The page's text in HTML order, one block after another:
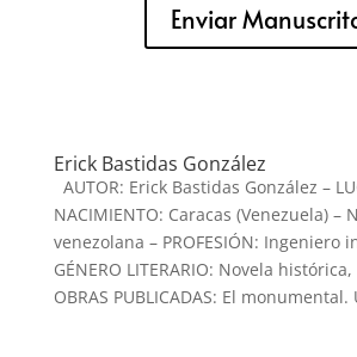
Enviar
Erick Bastidas González
AUTOR: Erick Bastidas González –
NACIMIENTO: Caracas (Venezuela) –
venezolana – PROFESIÓN: Ingeniero
GÉNERO LITERARIO: Novela
OBRAS PUBLICADAS: El